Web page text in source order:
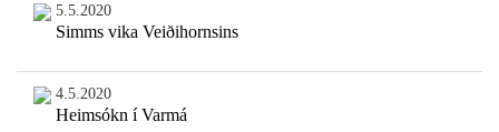
5.5.2020
Simms vika Veiðihornsins
4.5.2020
Heimsókn í Varmá